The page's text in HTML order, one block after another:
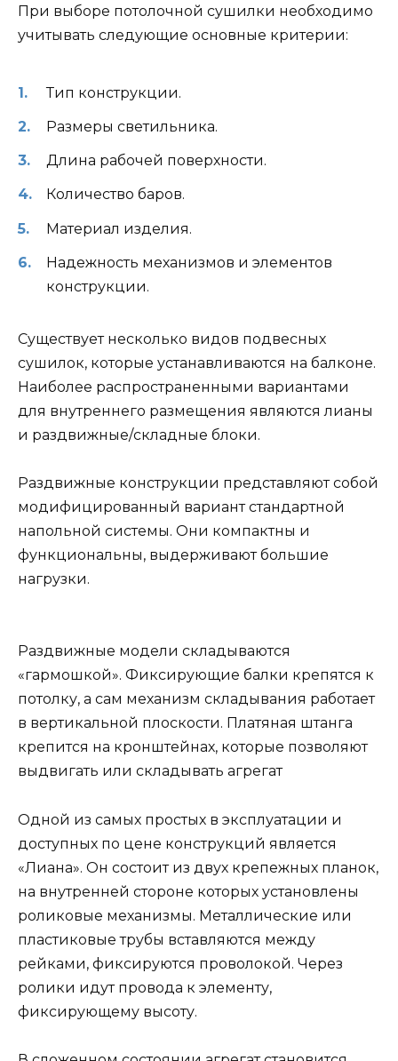
При выборе потолочной сушилки необходимо
учитывать следующие основные критерии:
Тип конструкции.
Размеры светильника.
Длина рабочей поверхности.
Количество баров.
Материал изделия.
Надежность механизмов и элементов
конструкции.
Существует несколько видов подвесных
сушилок, которые устанавливаются на балконе.
Наиболее распространенными вариантами
для внутреннего размещения являются лианы
и раздвижные/складные блоки.
Раздвижные конструкции представляют собой
модифицированный вариант стандартной
напольной системы. Они компактны и
функциональны, выдерживают большие
нагрузки.
Раздвижные модели складываются
«гармошкой». Фиксирующие балки крепятся к
потолку, а сам механизм складывания работает
в вертикальной плоскости. Платяная штанга
крепится на кронштейнах, которые позволяют
выдвигать или складывать агрегат
Одной из самых простых в эксплуатации и
доступных по цене конструкций является
«Лиана». Он состоит из двух крепежных планок,
на внутренней стороне которых установлены
роликовые механизмы. Металлические или
пластиковые трубы вставляются между
рейками, фиксируются проволокой. Через
ролики идут провода к элементу,
фиксирующему высоту.